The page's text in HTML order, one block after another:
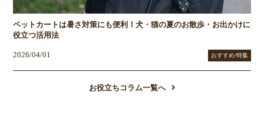
ペットカートは暑さ対策にも便利！犬・猫の夏のお散歩・お出かけに
役立つ活用法
2026/04/01 おすすめ/特集
お役立ちコラム一覧へ